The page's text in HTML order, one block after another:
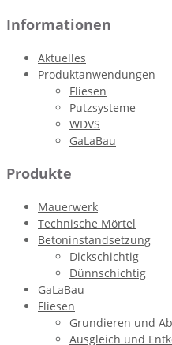
Informationen
Aktuelles
Produktanwendungen
Fliesen
Putzsysteme
WDVS
GaLaBau
Produkte
Mauerwerk
Technische Mörtel
Betoninstandsetzung
Dickschichtig
Dünnschichtig
GaLaBau
Fliesen
Grundieren und
Ausgleich und